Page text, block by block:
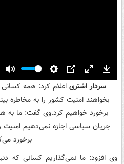
Mute Settings
PIP Enter
fullscreen
سردار اشتری اعلام کرد: همه
بخواهند امنیت کشور را به مخاطره
برخورد خواهیم کرد.وی گفت: ما به
جریان سیاسی اجازه نمی‌دهیم امنیت
برخورد
وی افزود: ما نمی‌گذاریم کسانی که